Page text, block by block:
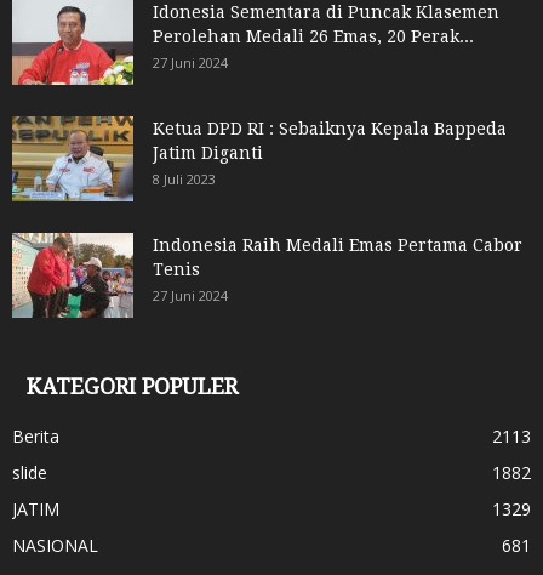
Idonesia Sementara di Puncak Klasemen
Perolehan Medali 26 Emas, 20 Perak...
27 Juni 2024
Ketua DPD RI : Sebaiknya Kepala Bappeda
Jatim Diganti
8 Juli 2023
Indonesia Raih Medali Emas Pertama Cabor
Tenis
27 Juni 2024
KATEGORI POPULER
Berita
2113
slide
1882
JATIM
1329
NASIONAL
681